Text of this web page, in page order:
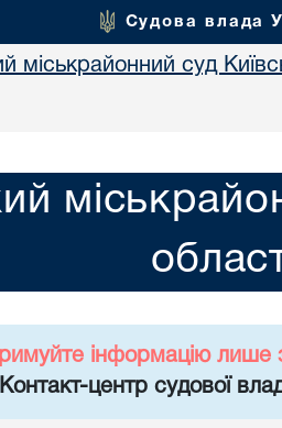
Судова влада
міськрайонний суд
інформацію лише
центр судової